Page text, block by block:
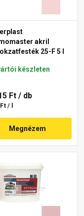
akril
25-F 5 l
készleten
Ft / db
/ l
Megnézem